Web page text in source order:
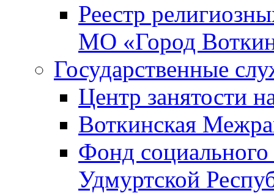
Реестр
МО «Город
Государственные
Центр занятости
Воткинская
Фонд
Удмуртской